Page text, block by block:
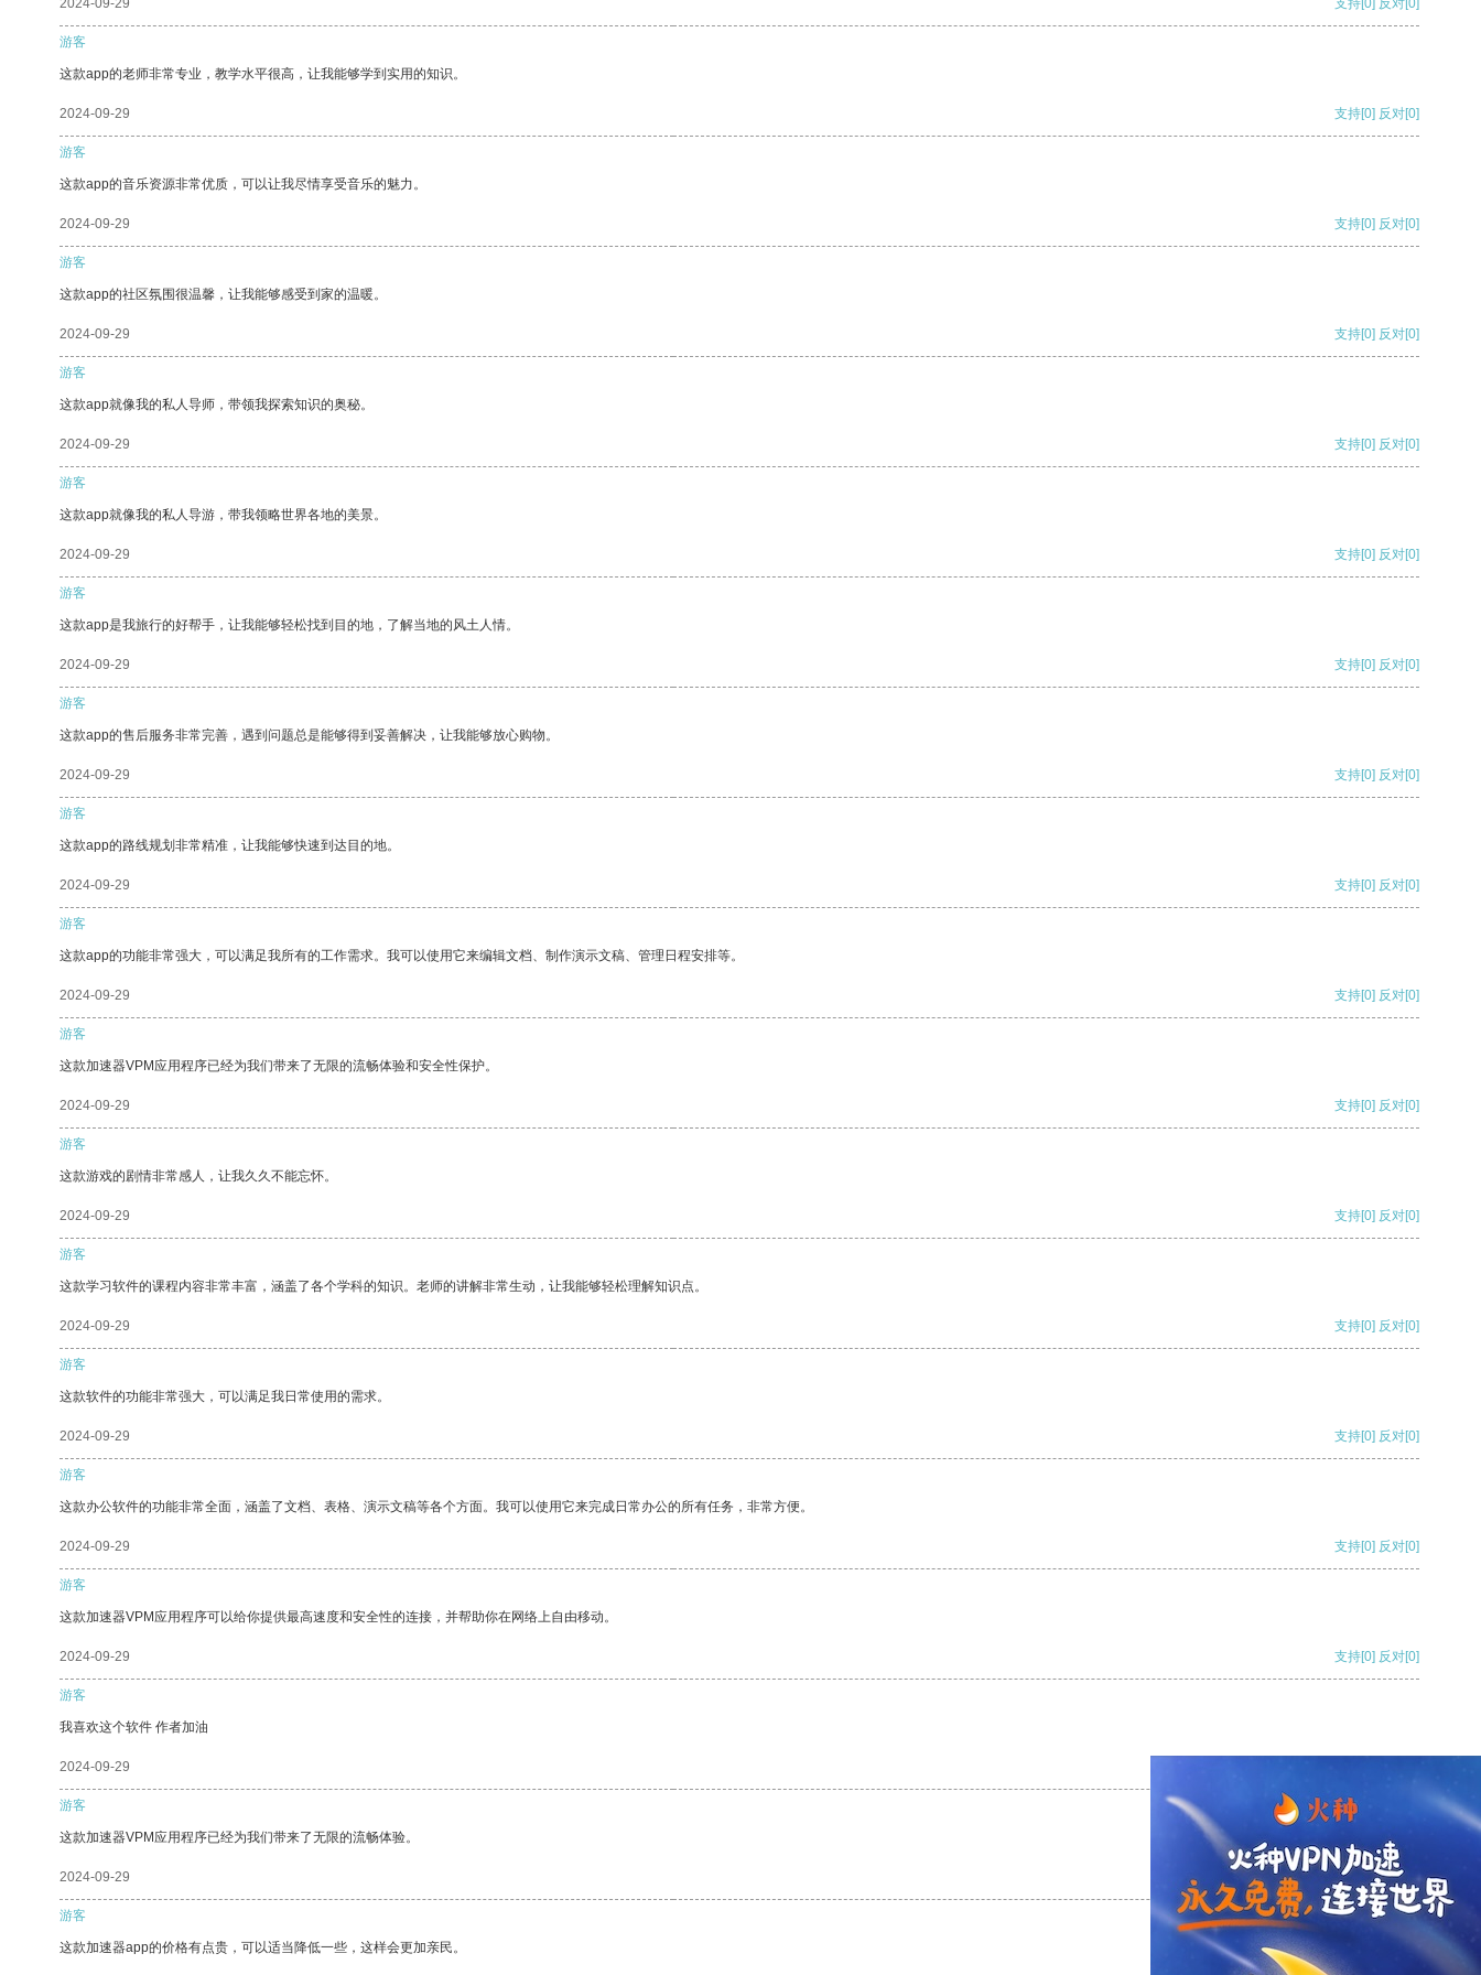
2024-09-29 支持 [0] 反对 [0]
游客
这款app的老师非常专业，教学水平很高，让我能够学到实用的知识。
2024-09-29 支持[0] 反对[0]
游客
这款app的音乐资源非常优质，可以让我尽情享受音乐的魅力。
2024-09-29 支持[0] 反对[0]
游客
这款app的社区氛围很温馨，让我能够感受到家的温暖。
2024-09-29 支持[0] 反对[0]
游客
这款app就像我的私人导师，带领我探索知识的奥秘。
2024-09-29 支持[0] 反对[0]
游客
这款app就像我的私人导游，带我领略世界各地的美景。
2024-09-29 支持[0] 反对[0]
游客
这款app是我旅行的好帮手，让我能够轻松找到目的地，了解当地的风土人情。
2024-09-29 支持[0] 反对[0]
游客
这款app的售后服务非常完善，遇到问题总是能够得到妥善解决，让我能够放心购物。
2024-09-29 支持[0] 反对[0]
游客
这款app的路线规划非常精准，让我能够快速到达目的地。
2024-09-29 支持[0] 反对[0]
游客
这款app的功能非常强大，可以满足我所有的工作需求。我可以使用它来编辑文档、制作演示文稿、管理日程安排等。
2024-09-29 支持[0] 反对[0]
游客
这款加速器VPM应用程序已经为我们带来了无限的流畅体验和安全性保护。
2024-09-29 支持[0] 反对[0]
游客
这款游戏的剧情非常感人，让我久久不能忘怀。
2024-09-29 支持[0] 反对[0]
游客
这款学习软件的课程内容非常丰富，涵盖了各个学科的知识。老师的讲解非常生动，让我能够轻松理解知识点。
2024-09-29 支持[0] 反对[0]
游客
这款软件的功能非常强大，可以满足我日常使用的需求。
2024-09-29 支持[0] 反对[0]
游客
这款办公软件的功能非常全面，涵盖了文档、表格、演示文稿等各个方面。我可以使用它来完成日常办公的所有任务，非常方便。
2024-09-29 支持[0] 反对[0]
游客
这款加速器VPM应用程序可以给你提供最高速度和安全性的连接，并帮助你在网络上自由移动。
2024-09-29 支持[0] 反对[0]
游客
我喜欢这个软件 作者加油
2024-09-29
游客
这款加速器VPM应用程序已经为我们带来了无限的流畅体验。
2024-09-29 支持 [0] 反对 [0]
游客
这款加速器app的价格有点贵，可以适当降低一些，这样会更加亲民。